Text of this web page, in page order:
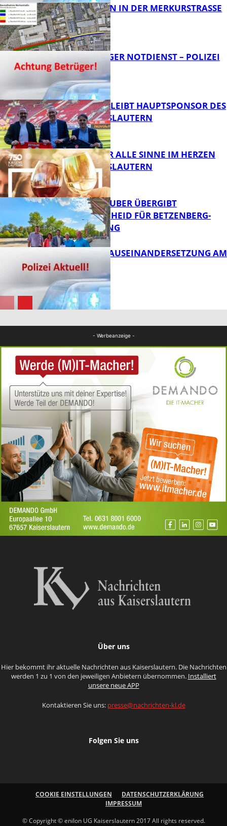
FB News
BAUARBEITEN IN DER MERKURSTRASSE
FB News
FRAGWÜRDIGER NOTDIENST – POLIZEI
WARNT
FB News
NOVOLINE BLEIBT HAUPTSPONSOR DES
1. FC KAISERSLAUTERN
FB Kultur
GENÜSSE FÜR ALLE SINNE IM HERZEN
VON KAISERSLAUTERN
MINISTER TEUBER ÜBERGIBT
FÖRDERBESCHEID FÜR BETZENBERG-
ENTWICKLUNG
HANDFESTE AUSEINANDERSETZUNG AM
PFAFFPLATZ
- Werbeanzeige -
Über uns
Hier bekommt ihr aktuelle Nachrichten aus Kaiserslautern. Die Nachrichten
werden 1 zu 1 von den jeweiligen Anbietern übernommen. Installiert
unsere neue APP
Kontaktieren Sie uns: presse@nachrichten-kl.de
Folgen Sie uns
COOKIE EINSTELLUNGEN
DATENSCHUTZERKLÄRUNG
IMPRESSUM
© Copyright © enilon UG Kaiserslautern 2017 All rights reserved.